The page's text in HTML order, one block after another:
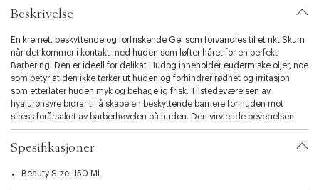
t
.
v
a
r
i
a
t
i
o
.
Beskrivelse
En kremet, beskyttende og forfriskende Gel som forvandles til et rikt Skum
når det kommer i kontakt med huden som løfter håret for en perfekt
Barbering. Den er ideell for delikat Hudog inneholder eudermiske oljer, noe
som betyr at den ikke tørker ut huden og forhindrer rødhet og irritasjon
som etterlater huden myk og behagelig frisk. Tilstedeværelsen av
hyaluronsyre bidrar til å skape en beskyttende barriere for huden mot
stress forårsaket av barberhøvelen på huden. Den virvlende bevegelsen
som observeres ved påføring av produktet løfter håret for en mer presis og
effektiv Barberingnoe som reduserer inngrodde Hår .
Spesifikasjoner
Beauty Size: 150 ML